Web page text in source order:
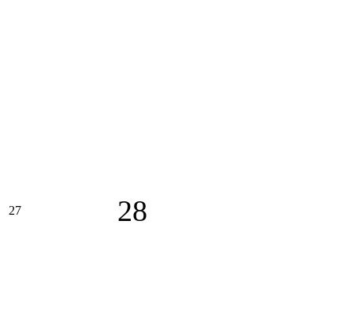
27 28